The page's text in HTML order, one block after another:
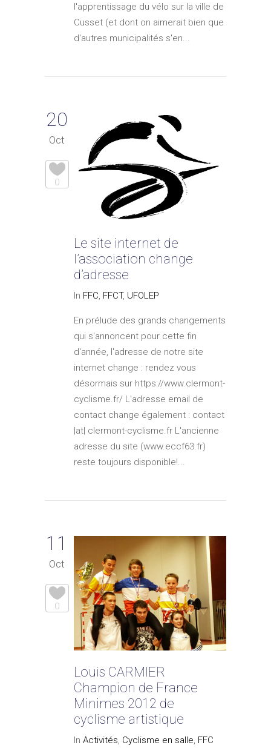
l'apprentissage du vélo sur la ville de
Cusset (et dont on aimerait bien que
d'autres municipalités s'en...
20
Oct
0
Le site internet de
l’association change
d’adresse
In FFC, FFCT, UFOLEP
En prélude des grands changements
qui s'annoncent pour cette fin
d'année, l'adresse de notre site
internet change : rendez vous
désormais sur https://www.clermont-
cyclisme.fr/ L'adresse email de
contact change également : contact
|at| clermont-cyclisme.fr L'ancienne
adresse du site (www.eccf63.fr)
reste toujours disponible!...
11
Oct
0
Louis CARMIER
Champion de France
Minimes 2012 de
cyclisme artistique
In Activités, Cyclisme en salle, FFC